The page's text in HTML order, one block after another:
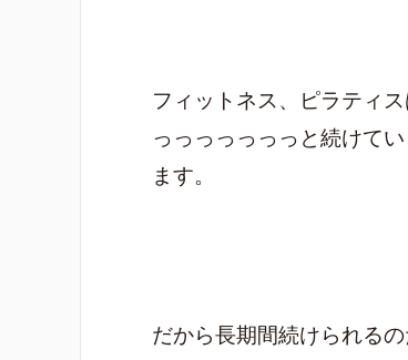
フィットネス、ピラティ
っっっっっっっと続けて
ます。
だから長期間続けられるの